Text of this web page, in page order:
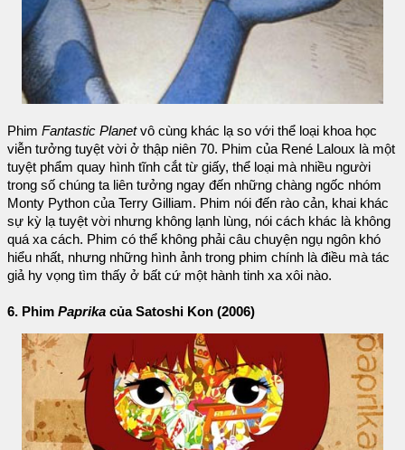
Phim Fantastic Planetvô cùng khác lạ so với thể loại khoa học
viễn tưởng tuyệt vời ở thập niên 70. Phim của René Laloux là một
tuyệt phẩm quay hình tĩnh cắt từ giấy, thể loại mà nhiều người
trong số chúng ta liên tưởng ngay đến những chàng ngốc nhóm
Monty Python của Terry Gilliam. Phim nói đến rào cản, khai khác
sự kỳ lạ tuyệt vời nhưng không lạnh lùng, nói cách khác là không
quá xa cách. Phim có thể không phải câu chuyện ngụ ngôn khó
hiểu nhất, nhưng những hình ảnh trong phim chính là điều mà tác
giả hy vọng tìm thấy ở bất cứ một hành tinh xa xôi nào.
6. Phim Paprika của Satoshi Kon (2006)